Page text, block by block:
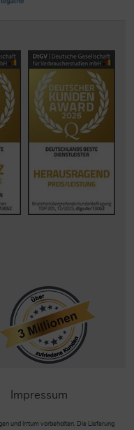
Impressum
und Irrtum vorbehalten. Die Lieferung